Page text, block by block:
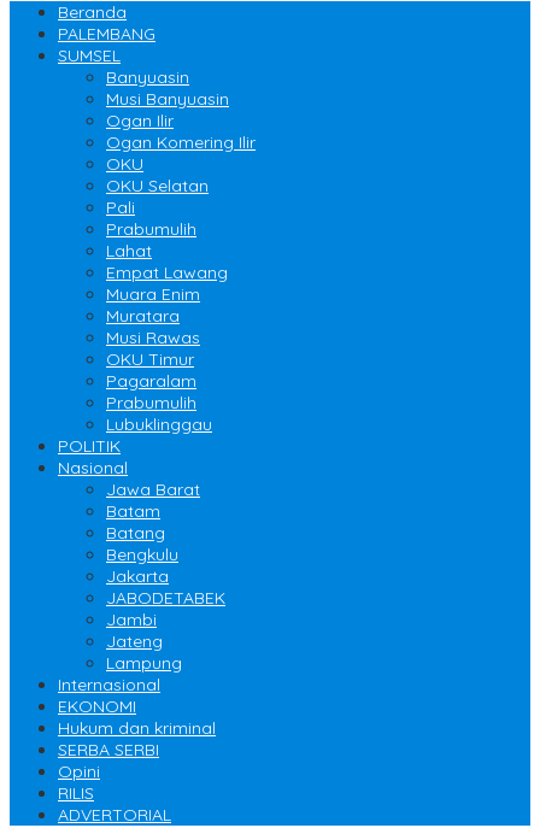
Beranda
PALEMBANG
SUMSEL
Banyuasin
Musi Banyuasin
Ogan Ilir
Ogan Komering Ilir
OKU
OKU Selatan
Pali
Prabumulih
Lahat
Empat Lawang
Muara Enim
Muratara
Musi Rawas
OKU Timur
Pagaralam
Prabumulih
Lubuklinggau
POLITIK
Nasional
Jawa Barat
Batam
Batang
Bengkulu
Jakarta
JABODETABEK
Jambi
Jateng
Lampung
Internasional
EKONOMI
Hukum dan kriminal
SERBA SERBI
Opini
RILIS
ADVERTORIAL